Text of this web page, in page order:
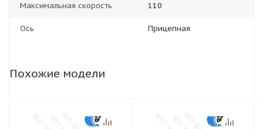
Максимальная скорость 110
Ось Прицепная
Похожие модели